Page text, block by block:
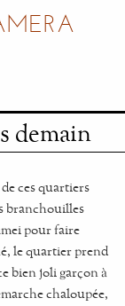
demain
ces quartiers
branchouilles
pour faire
le quartier prend
bien joli garçon à
chaloupée,